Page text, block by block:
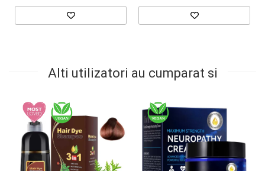
Alti utilizatori au cumparat si